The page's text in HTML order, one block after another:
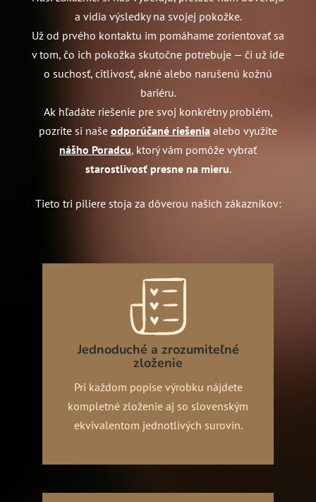
a vidia výsledky na svojej pokožke.
Už od prvého kontaktu im pomáhame zorientovať sa
v tom, čo ich pokožka skutočne potrebuje — či už ide
o suchosť, citlivosť, akné alebo narušenú kožnú
bariéru.
Ak hľadáte riešenie pre svoj konkrétny problém,
pozrite si naše odporúčané riešenia alebo využite
nášho Poradcu, ktorý vám pomôže vybrať
starostlivosť presne na mieru.
Tieto tri piliere stoja za dôverou našich zákazníkov:
Jednoduché a zrozumiteľné
zloženie
Pri každom popise výrobku nájdete
kompletné zloženie aj so slovenským
ekvivalentom jednotlivých surovín.